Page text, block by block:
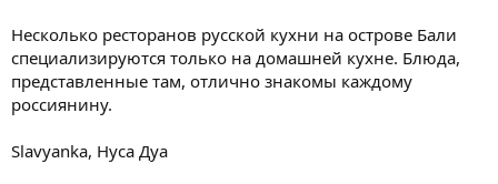
Несколько ресторанов русской кухни на острове Бали
специализируются только на домашней кухне. Блюда,
представленные там, отлично знакомы каждому
россиянину.
Slavyanka, Нуса Дуа